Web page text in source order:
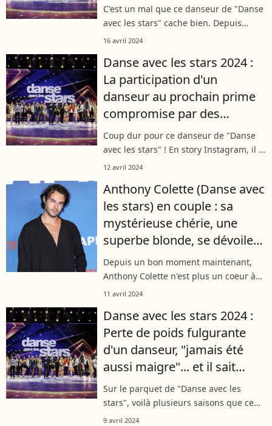
C'est un mal que ce danseur de "Danse
avec les stars" cache bien. Depuis
plusieurs semaines, il souffre
malgré tout d'enchaîner les primes,
et...
16 avril 2024
Danse avec les stars 2024 :
La participation d'un
danseur au prochain prime
compromise par des
problèmes physiques
Coup dur pour ce danseur de "Danse
avec les stars" ! En story Instagram, il a
annoncé être au plus mal
aventure pourrait être interrompue. Il a
lui-même...
12 avril 2024
Anthony Colette (Danse avec
les stars) en couple : sa
mystérieuse chérie, une
superbe blonde, se dévoile
enfin !
Depuis un bon moment maintenant,
Anthony Colette n'est plus un coeur à
prendre. La figure de "Danse avec les
coulisses de l'émission, auprès d'une...
11 avril 2024
Danse avec les stars 2024 :
Perte de poids fulgurante
d'un danseur, "jamais été
aussi maigre"... et il sait
pourquoi !
Sur le parquet de "Danse avec les
stars", voilà plusieurs saisons que ce
danseur affiche une plastique de rêve.
9 avril 2024